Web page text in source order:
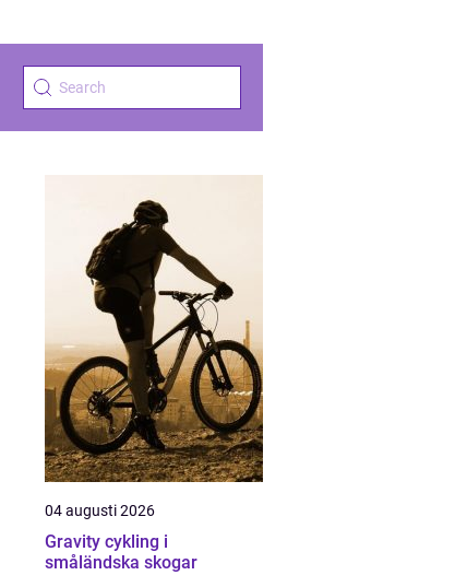
04 augusti 2026
Gravity cykling i
småländska skogar